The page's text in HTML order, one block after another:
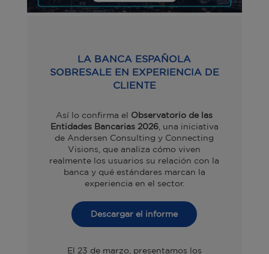
LA BANCA ESPAÑOLA
SOBRESALE EN EXPERIENCIA DE
CLIENTE
Así lo confirma el Observatorio de las
Entidades Bancarias 2026, una iniciativa
de Andersen Consulting y Connecting
Visions, que analiza cómo viven
realmente los usuarios su relación con la
banca y qué estándares marcan la
experiencia en el sector.
Descargar el informe
El 23 de marzo, presentamos los